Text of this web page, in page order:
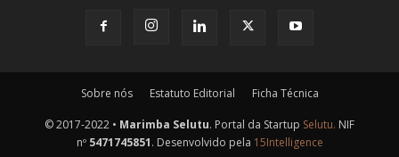
Sobre nós Estatuto Editorial Ficha Técnica
© 2017-2022 • Marimba Selutu. Portal da Startup Selutu. NIF
nº 5471745851. Desenvolvido pela 15Intelligence